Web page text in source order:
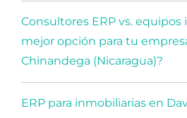
Consultores ERP vs. equipos
mejor opción para tu
Chinandega (Nicaragua)?
ERP para inmobiliarias en